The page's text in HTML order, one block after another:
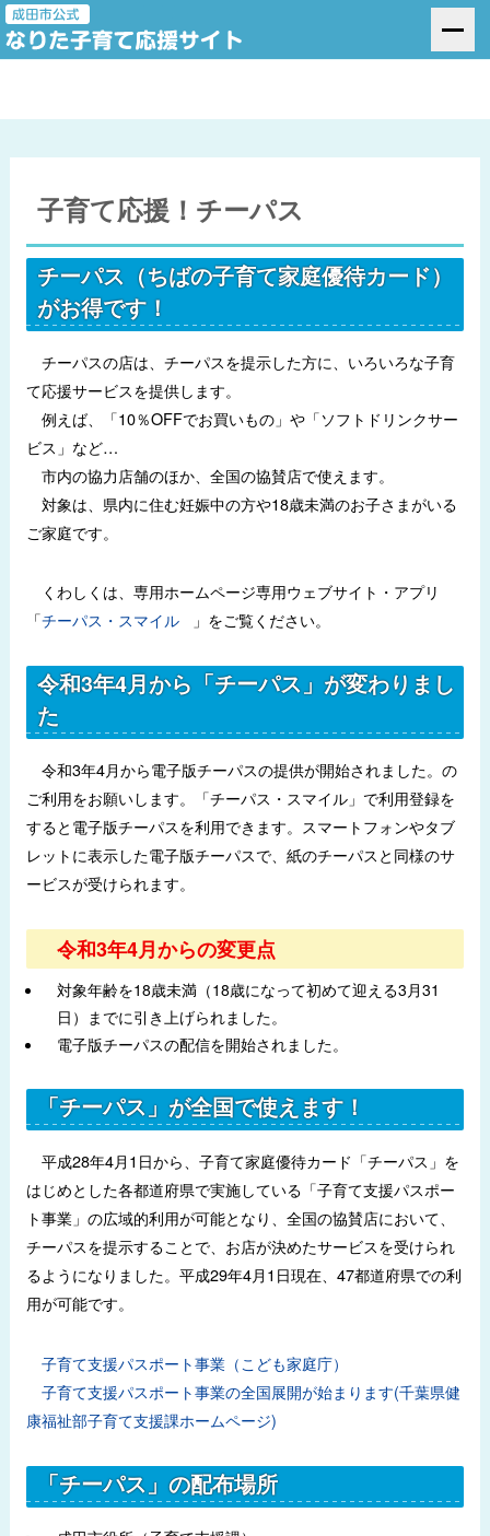
子育て応援！チーパス
チーパス（ちばの子育て家庭優待カード）
がお得です！
チーパスの店は、チーパスを提示した方に、いろいろな子育
て応援サービスを提供します。
例えば、「10％OFFでお買いもの」や「ソフトドリンクサー
ビス」など…
市内の協力店舗のほか、全国の協賛店で使えます。
対象は、県内に住む妊娠中の方や18歳未満のお子さまがいる
ご家庭です。
くわしくは、専用ホームページ専用ウェブサイト・アプリ
「チーパス・スマイル 」をご覧ください。
令和3年4月から「チーパス」が変わりまし
た
令和3年4月から電子版チーパスの提供が開始されました。の
ご利用をお願いします。「チーパス・スマイル」で利用登録を
すると電子版チーパスを利用できます。スマートフォンやタブ
レットに表示した電子版チーパスで、紙のチーパスと同様のサ
ービスが受けられます。
令和3年4月からの変更点
対象年齢を18歳未満（18歳になって初めて迎える3月31
日）までに引き上げられました。
電子版チーパスの配信を開始されました。
「チーパス」が全国で使えます！
平成28年4月1日から、子育て家庭優待カード「チーパス」を
はじめとした各都道府県で実施している「子育て支援パスポー
ト事業」の広域的利用が可能となり、全国の協賛店において、
チーパスを提示することで、お店が決めたサービスを受けられ
るようになりました。平成29年4月1日現在、47都道府県での利
用が可能です。
子育て支援パスポート事業（こども家庭庁）
子育て支援パスポート事業の全国展開が始まります(千葉県健
康福祉部子育て支援課ホームページ)
「チーパス」の配布場所